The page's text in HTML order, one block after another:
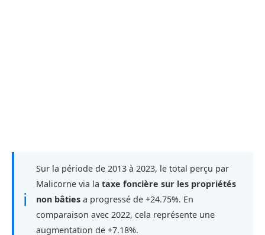
ℹ
Sur la période de 2013 à 2023, le total perçu par
Malicorne via la taxe foncière sur les propriétés
non bâties a progressé de +24.75%. En
comparaison avec 2022, cela représente une
augmentation de +7.18%.